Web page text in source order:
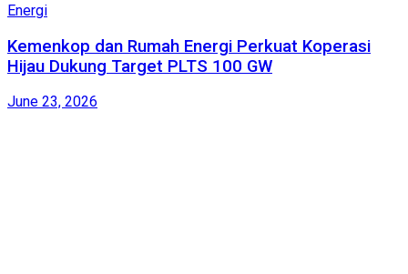
Energi
Kemenkop dan Rumah Energi Perkuat Koperasi
Hijau Dukung Target PLTS 100 GW
June 23, 2026